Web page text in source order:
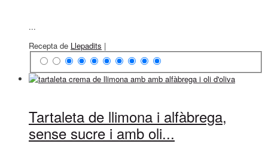
...
Recepta de Llepadits |
Tartaleta de llimona i alfàbrega,
sense sucre i amb oli...